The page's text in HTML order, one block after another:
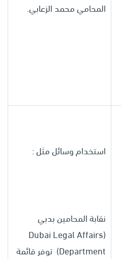
المحامي محمد الزعابي.
استخدام وسائل مثل :
نقابة المحامين بدبي
(Dubai Legal Affairs
Department) توفر قائمة